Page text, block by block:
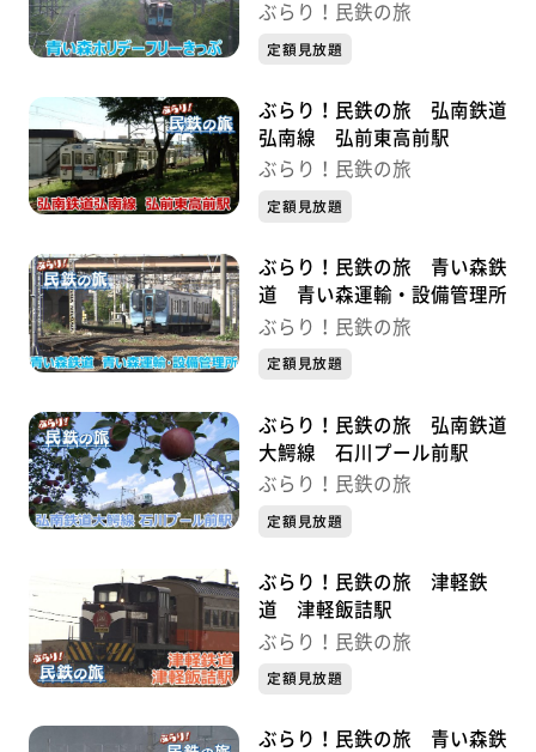
ぶらり！民鉄の旅
定額見放題
ぶらり！民鉄の旅 弘南鉄道
弘南線 弘前東高前駅
ぶらり！民鉄の旅
定額見放題
ぶらり！民鉄の旅 青い森鉄
道 青い森運輸・設備管理所
ぶらり！民鉄の旅
定額見放題
ぶらり！民鉄の旅 弘南鉄道
大鰐線 石川プール前駅
ぶらり！民鉄の旅
定額見放題
ぶらり！民鉄の旅 津軽鉄
道 津軽飯詰駅
ぶらり！民鉄の旅
定額見放題
ぶらり！民鉄の旅 青い森鉄